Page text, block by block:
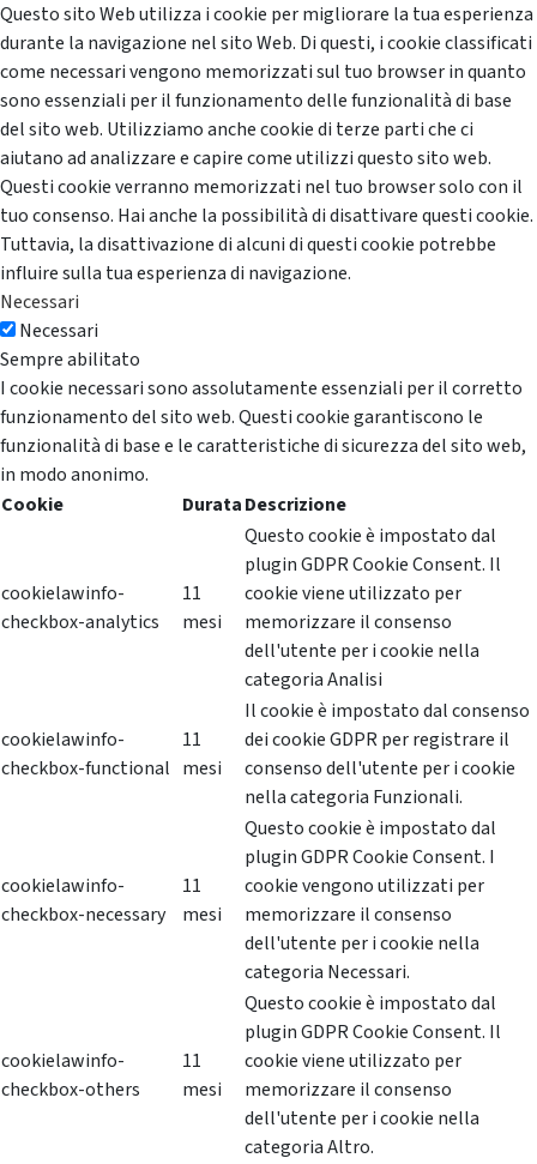
Questo sito Web utilizza i cookie per migliorare la tua esperienza
durante la navigazione nel sito Web. Di questi, i cookie classificati
come necessari vengono memorizzati sul tuo browser in quanto
sono essenziali per il funzionamento delle funzionalità di base
del sito web. Utilizziamo anche cookie di terze parti che ci
aiutano ad analizzare e capire come utilizzi questo sito web.
Questi cookie verranno memorizzati nel tuo browser solo con il
tuo consenso. Hai anche la possibilità di disattivare questi cookie.
Tuttavia, la disattivazione di alcuni di questi cookie potrebbe
influire sulla tua esperienza di navigazione.
Necessari
Necessari
Sempre abilitato
I cookie necessari sono assolutamente essenziali per il corretto
funzionamento del sito web. Questi cookie garantiscono le
funzionalità di base e le caratteristiche di sicurezza del sito web,
in modo anonimo.
Cookie
DurataDescrizione
cookielawinfo-
checkbox-analytics
11
mesi
Questo cookie è impostato dal
plugin GDPR Cookie Consent. Il
cookie viene utilizzato per
memorizzare il consenso
dell'utente per i cookie nella
categoria Analisi
cookielawinfo-
checkbox-functional
11
mesi
Il cookie è impostato dal consenso
dei cookie GDPR per registrare il
consenso dell'utente per i cookie
nella categoria Funzionali.
cookielawinfo-
checkbox-necessary
11
mesi
Questo cookie è impostato dal
plugin GDPR Cookie Consent. I
cookie vengono utilizzati per
memorizzare il consenso
dell'utente per i cookie nella
categoria Necessari.
cookielawinfo-
checkbox-others
11
mesi
Questo cookie è impostato dal
plugin GDPR Cookie Consent. Il
cookie viene utilizzato per
memorizzare il consenso
dell'utente per i cookie nella
categoria Altro.